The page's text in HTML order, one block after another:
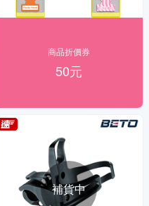
商品折價券
50元
補貨中